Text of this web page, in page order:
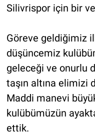
Silivrispor için bir
Göreve geldiğimiz
düşüncemiz
geleceği ve onurlu
taşın altına elimizi
Maddi manevi
kulübümüzün
ettik.